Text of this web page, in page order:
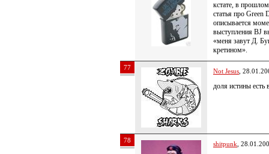
кстате, в
статья про Green
описывается
выступления BJ
«меня завут Д.
кретином».
77 Not Jesus ,
доля истины есть
78 shitpunk ,